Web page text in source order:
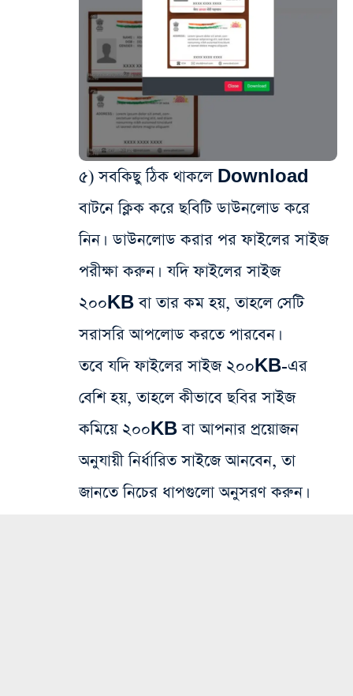
৫) সবকিছু ঠিক থাকলে Download
বাটনে ক্লিক করে ছবিটি ডাউনলোড করে
নিন। ডাউনলোড করার পর ফাইলের সাইজ
পরীক্ষা করুন। যদি ফাইলের সাইজ
২০০KB বা তার কম হয়, তাহলে সেটি
সরাসরি আপলোড করতে পারবেন।
তবে যদি ফাইলের সাইজ ২০০KB-এর
বেশি হয়, তাহলে কীভাবে ছবির সাইজ
কমিয়ে ২০০KB বা আপনার প্রয়োজন
অনুযায়ী নির্ধারিত সাইজে আনবেন, তা
জানতে নিচের ধাপগুলো অনুসরণ করুন।